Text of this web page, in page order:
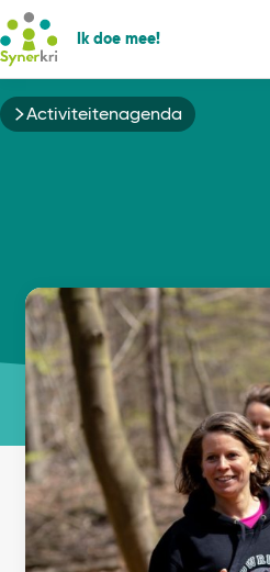
Ik doe mee!
Kruimelpad
Activiteitenagenda